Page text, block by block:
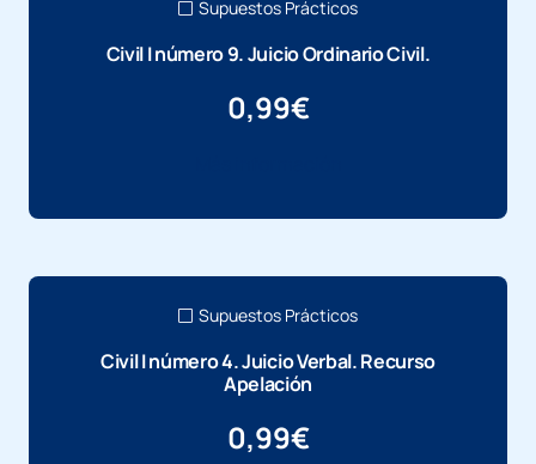
Supuestos Prácticos
Civil I número 9. Juicio Ordinario Civil.
0,99€
Supuestos Prácticos
Civil I número 4. Juicio Verbal. Recurso
Apelación
0,99€